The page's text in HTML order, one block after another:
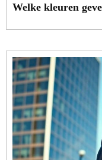
Welke kleuren